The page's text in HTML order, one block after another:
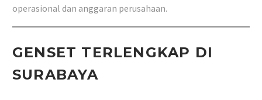
operasional dan anggaran perusahaan.
GENSET TERLENGKAP DI
SURABAYA